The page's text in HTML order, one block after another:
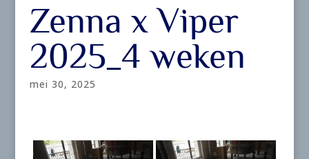
Zenna x Viper
2025_4 weken
mei 30, 2025